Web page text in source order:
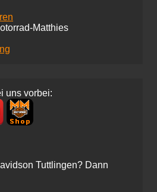
Matthies
uns vorbei:
Tuttlingen? Dann